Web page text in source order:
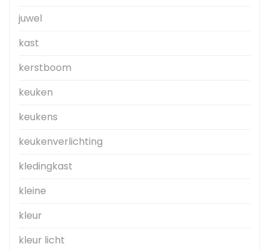
juwel
kast
kerstboom
keuken
keukens
keukenverlichting
kledingkast
kleine
kleur
kleur licht